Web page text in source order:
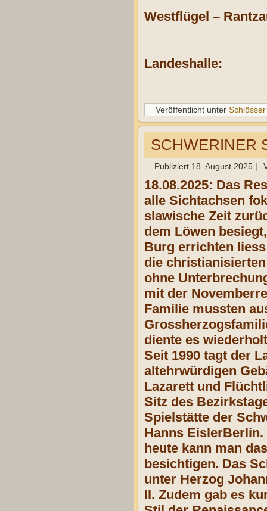
Westflügel –
Landeshalle:
Veröffentlicht unter Schlösser
SCHWERINER
Publiziert 18. August 2025 |
18.08.2025: Das
alle Sichtachsen
slawische Zeit
dem Löwen
Burg errichten
die
ohne
mit der
Familie mussten
diente es
Seit 1990 tagt der
altehrwürdigen
Lazarett und
Sitz des
Spielstätte der
Hanns
heute kann man
besichtigen. Das
unter Herzog
II. Zudem gab es